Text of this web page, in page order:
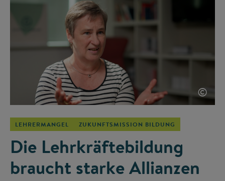
©
LEHRERMANGEL ZUKUNFTSMISSION BILDUNG
Die Lehrkräftebildung
braucht starke Allianzen